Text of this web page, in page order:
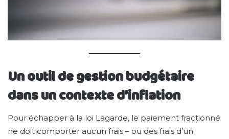
Un outil de gestion budgétaire
dans un contexte d’inflation
Pour échapper à la loi Lagarde, le paiement fractionné
ne doit comporter aucun frais – ou des frais d’un